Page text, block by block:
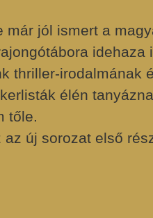
már jól ismert a
idehaza
thriller-irodalmának
élén
tőle.
az új sorozat első